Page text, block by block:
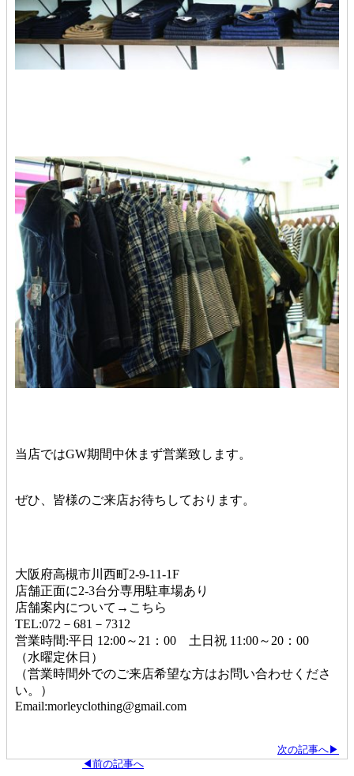
当店ではGW期間中休まず営業致します。
ぜひ、皆様のご来店お待ちしております。
大阪府高槻市川西町2-9-11-1F
店舗正面に2-3台分専用駐車場あり
店舗案内について→こちら
TEL:072－681－7312
営業時間:平日 12:00～21：00 土日祝 11:00～20：00
（水曜定休日）
（営業時間外でのご来店希望な方はお問い合わせくださ
い。）
Email:morleyclothing@gmail.com
次の記事へ▶
◀前の記事へ